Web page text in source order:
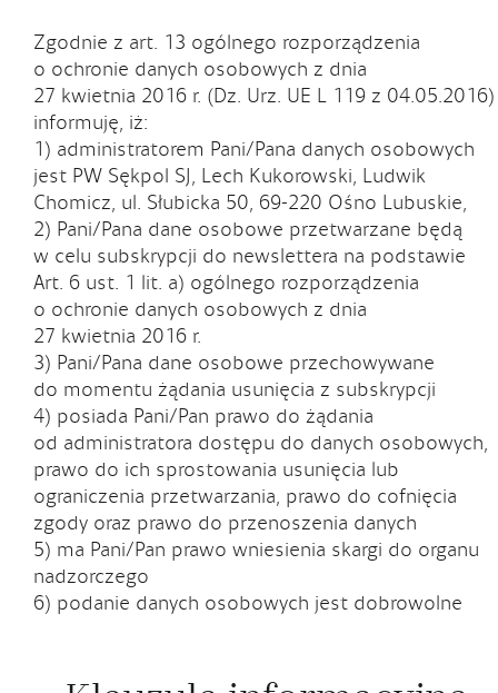
Zgodnie z art. 13 ogólnego rozporządzenia
o ochronie danych osobowych z dnia
27 kwietnia 2016 r. (Dz. Urz. UE L 119 z 04.05.2016)
informuję, iż:
1) administratorem Pani/Pana danych osobowych
jest PW Sękpol SJ, Lech Kukorowski, Ludwik
Chomicz, ul. Słubicka 50, 69-220 Ośno Lubuskie,
2) Pani/Pana dane osobowe przetwarzane będą
w celu subskrypcji do newslettera na podstawie
Art. 6 ust. 1 lit. a) ogólnego rozporządzenia
o ochronie danych osobowych z dnia
27 kwietnia 2016 r.
3) Pani/Pana dane osobowe przechowywane
do momentu żądania usunięcia z subskrypcji
4) posiada Pani/Pan prawo do żądania
od administratora dostępu do danych osobowych,
prawo do ich sprostowania usunięcia lub
ograniczenia przetwarzania, prawo do cofnięcia
zgody oraz prawo do przenoszenia danych
5) ma Pani/Pan prawo wniesienia skargi do organu
nadzorczego
6) podanie danych osobowych jest dobrowolne